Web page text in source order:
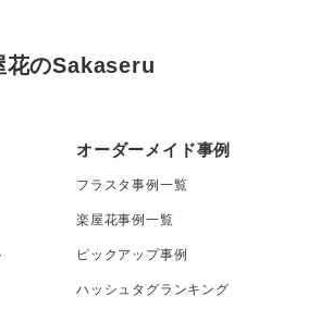
花のSakaseru
オーダーメイド事例
フラスタ事例一覧
楽屋花事例一覧
ピックアップ事例
ハッシュタグランキング